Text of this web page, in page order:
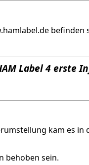
Label 4 erste
kam es in
behoben sein.